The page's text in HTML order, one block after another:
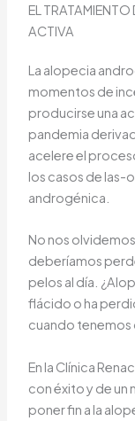
EL
ACTIVA
La alopecia
momentos de
producirse una
pandemia
acelere el
los casos de las-
androgénica.
No nos
deberíamos
pelos al día.
flácido o ha
cuando tenemos
En la Clínica
con éxito y de
poner fin a la